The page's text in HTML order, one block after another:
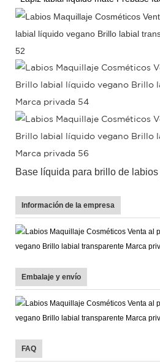
Base líquida para brillo de
Información de la empresa
Embalaje y envío
FAQ